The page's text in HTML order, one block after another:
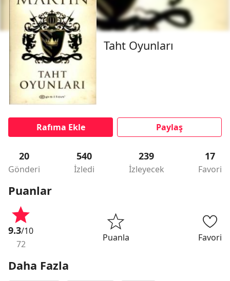
Taht Oyunları
Rafıma Ekle Paylaş
20
Gönderi
540
İzledi
239
İzleyecek
17
Favori
Puanlar
9.3/10
72
Puanla Favori
Daha Fazla